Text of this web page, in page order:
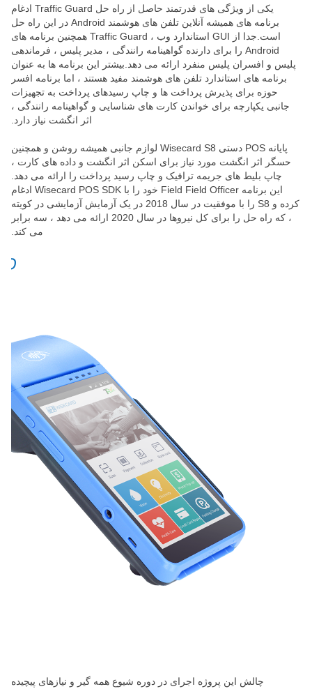
یکی از ویژگی های قدرتمند حاصل از راه حل Traffic Guard ادغام
برنامه های همیشه آنلاین تلفن های هوشمند Android در این راه حل
است.جدا از GUI استاندارد وب ، Traffic Guard همچنین برنامه های
Android را برای دارنده گواهینامه رانندگی ، مدیر پلیس ، فرماندهی
پلیس و افسران پلیس منفرد ارائه می دهد.بیشتر این برنامه ها به عنوان
برنامه های استاندارد تلفن های هوشمند مفید هستند ، اما برنامه افسر
حوزه برای پذیرش پرداخت ها و چاپ رسیدهای پرداخت به تجهیزات
جانبی یکپارچه برای خواندن کارت های شناسایی و گواهینامه رانندگی ،
اثر انگشت نیاز دارد.
پایانه POS دستی Wisecard S8 لوازم جانبی همیشه روشن و همچنین
حسگر اثر انگشت مورد نیاز برای اسکن اثر انگشت و داده های کارت ،
چاپ بلیط های جریمه ترافیک و چاپ رسید پرداخت را ارائه می دهد.
این برنامه Field Field Officer خود را با Wisecard POS SDK ادغام
کرده و S8 را با موفقیت در سال 2018 در یک آزمایش آزمایشی در کویته
، که راه حل را برای کل نیروها در سال 2020 ارائه می دهد ، سه برابر
می کند.
چالش این پروژه اجرای در دوره شیوع همه گیر و نیازهای پیچیده